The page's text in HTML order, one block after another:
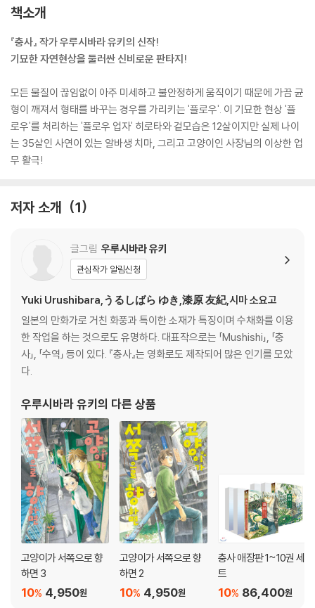
책소개
『충사』 작가 우루시바라 유키의 신작!
기묘한 자연현상을 둘러싼 신비로운 판타지!
모든 물질이 끊임없이 아주 미세하고 불안정하게 움직이기 때문에 가끔 균
형이 깨져서 형태를 바꾸는 경우를 가리키는 '플로우'. 이 기묘한 현상 '플
로우'를 처리하는 '플로우 업자' 히로타와 겉모습은 12살이지만 실제 나이
는 35살인 사연이 있는 알바생 치마, 그리고 고양이인 사장님의 이상한 업
무 활극!
저자 소개 1
글그림 우루시바라 유키
관심작가 알림신청
Yuki Urushibara,うるしばら ゆき,漆原 友紀,시마 소요고
일본의 만화가로 거친 화풍과 특이한 소재가 특징이며 수채화를 이용
한 작업을 하는 것으로도 유명하다. 대표작으로는 「Mushishi」, 「충
사」, 「수역」 등이 있다. 『충사』는 영화로도 제작되어 많은 인기를 모았
다.
우루시바라 유키 의 다른 상품
고양이가 서쪽으로 향
하면 3
4,950원
10%
고양이가 서쪽으로 향
하면 2
4,950원
10%
충사 애장판 1~10권 세
트
86,400원
10%